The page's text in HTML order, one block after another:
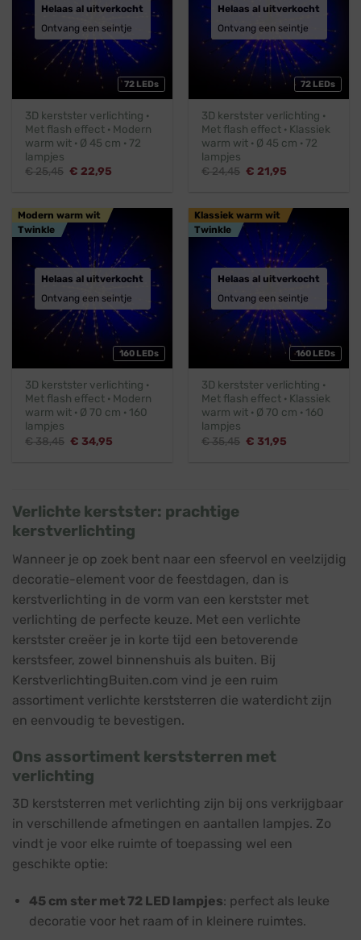
72 LEDs
Helaas al uitverkocht
Ontvang een seintje
3D kerstster verlichting ·
Met flash effect · Modern
warm wit · Ø 45 cm · 72
lampjes
€25,45 Oorspronkelijke
€ 22,95
72 LEDs
Helaas al uitverkocht
Ontvang een seintje
3D kerstster verlichting ·
Met flash effect · Klassiek
warm wit · Ø 45 cm · 72
lampjes
€24,45 Oorspronkelijke
€ 21,95
160 LEDs
Modern warm wit
Twinkle
Helaas al uitverkocht
Ontvang een seintje
3D kerstster verlichting ·
Met flash effect · Modern
warm wit · Ø 70 cm · 160
lampjes
€38,45 Oorspronkelijke
€ 34,95
160 LEDs
Klassiek warm wit
Twinkle
Helaas al uitverkocht
Ontvang een seintje
3D kerstster verlichting ·
Met flash effect · Klassiek
warm wit · Ø 70 cm · 160
lampjes
€35,45 Oorspronkelijke
€ 31,95
Verlichte kerstster: prachtige
kerstverlichting
Wanneer je op zoek bent naar een sfeervol en veelzijdig
decoratie-element voor de feestdagen, dan is
kerstverlichting in de vorm van een kerstster met
verlichting de perfecte keuze. Met een verlichte
kerstster creëer je in korte tijd een betoverende
kerstsfeer, zowel binnenshuis als buiten. Bij
KerstverlichtingBuiten.com vind je een ruim
assortiment verlichte kerststerren die waterdicht zijn
en eenvoudig te bevestigen.
Ons assortiment kerststerren met
verlichting
3D kerststerren met verlichting zijn bij ons verkrijgbaar
in verschillende afmetingen en aantallen lampjes. Zo
vindt je voor elke ruimte of toepassing wel een
geschikte optie:
45 cm ster met 72 LED lampjes: perfect als leuke
decoratie voor het raam of in kleinere ruimtes.